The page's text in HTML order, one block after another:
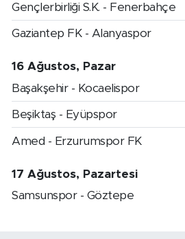
Gençlerbirliği S.K. - Fenerbahçe
Gaziantep FK - Alanyaspor
16 Ağustos, Pazar
Başakşehir - Kocaelispor
Beşiktaş - Eyüpspor
Amed - Erzurumspor FK
17 Ağustos, Pazartesi
Samsunspor - Göztepe